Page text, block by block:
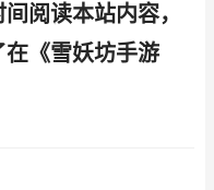
阅读本站内容，
《雪妖坊手游